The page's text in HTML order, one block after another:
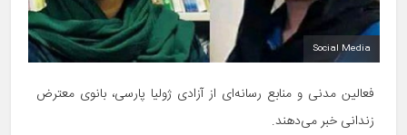
Social Media
فعالین مدنی و منابع رسانه‌ای از آزادی ژولیا پارسی، بانوی معترض
زندانی خبر می‌دهند.